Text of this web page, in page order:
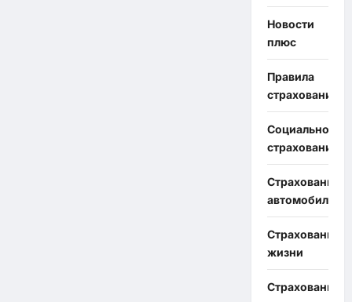
Новости
плюс
Правила
страхования
Социальное
страхование
Страхование
автомобиля
Страхование
жизни
Страхование